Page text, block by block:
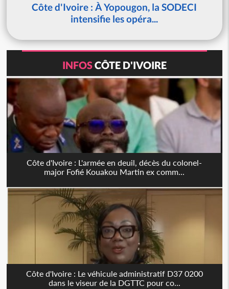
Côte d'Ivoire : À Yopougon, la SODECI
intensifie les opéra...
INFOSCÔTE D'IVOIRE
Côte d'Ivoire : L'armée en deuil, décès du colonel-
major Fofié Kouakou Martin ex comm...
Côte d'Ivoire : Le véhicule administratif D37 0200
dans le viseur de la DGTTC pour co...